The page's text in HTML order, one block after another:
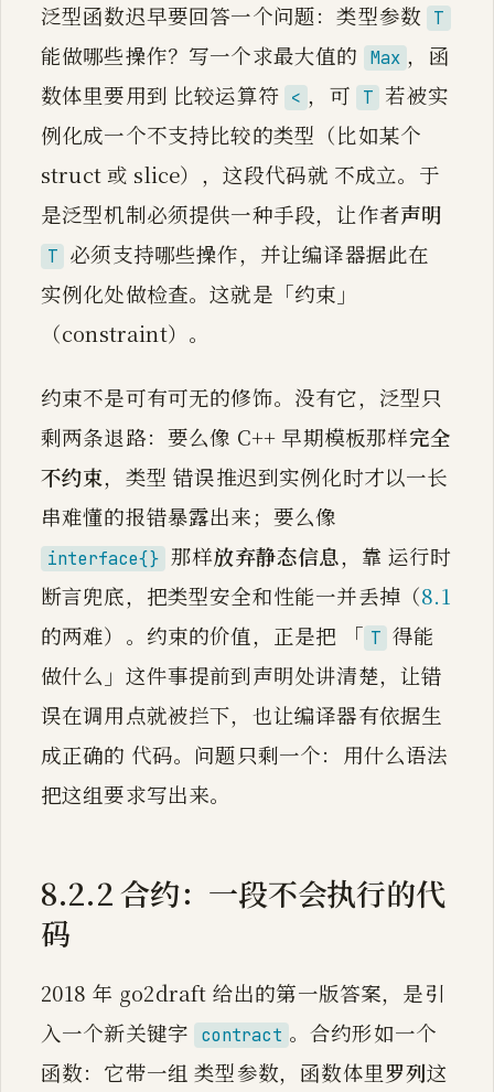
泛型函数迟早要回答一个问题：类型参数 T
能做哪些操作？写一个求最大值的 Max ，函
数体里要用到 比较运算符 < ，可 T 若被实
例化成一个不支持比较的类型（比如某个
struct 或 slice），这段代码就 不成立。于
是泛型机制必须提供一种手段，让作者声明
T 必须支持哪些操作，并让编译器据此在
实例化处做检查。这就是「约束」
（constraint）。
约束不是可有可无的修饰。没有它，泛型只
剩两条退路：要么像 C++ 早期模板那样完全
不约束，类型 错误推迟到实例化时才以一长
串难懂的报错暴露出来；要么像
interface{} 那样放弃静态信息，靠 运行时
断言兜底，把类型安全和性能一并丢掉（8.1
的两难）。约束的价值，正是把 「 T 得能
做什么」这件事提前到声明处讲清楚，让错
误在调用点就被拦下，也让编译器有依据生
成正确的 代码。问题只剩一个：用什么语法
把这组要求写出来。
8.2.2 合约：一段不会执行的代
码
2018 年 go2draft 给出的第一版答案，是引
入一个新关键字 contract 。合约形如一个
函数：它带一组 类型参数，函数体里罗列这